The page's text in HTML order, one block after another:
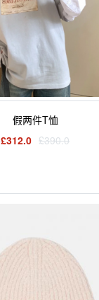
假两件T恤
£312.0 £390.0